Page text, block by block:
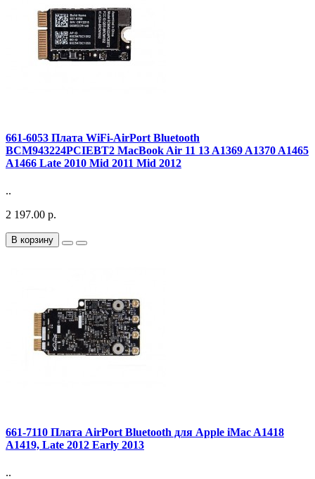
661-6053 Плата WiFi-AirPort Bluetooth
BCM943224PCIEBT2 MacBook Air 11 13 A1369 A1370 A1465
A1466 Late 2010 Mid 2011 Mid 2012
..
2 197.00 р.
В корзину
661-7110 Плата AirPort Bluetooth для Apple iMac A1418
A1419, Late 2012 Early 2013
..